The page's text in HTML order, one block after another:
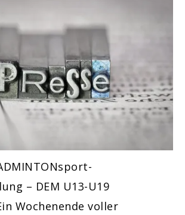
– DEM U13-U19
Wochenende voller